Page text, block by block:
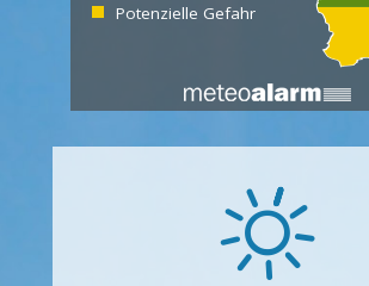
Potenzielle Gefahr